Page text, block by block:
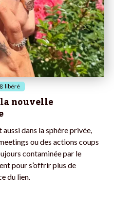
libéré
la nouvelle
dans la sphère privée,
ou des actions coups
contaminée par le
pour s’offrir plus de
du lien.